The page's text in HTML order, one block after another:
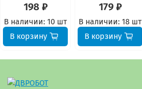
198 ₽
В наличии: 10 шт
В корзину
179 ₽
В наличии: 18 шт
В корзину